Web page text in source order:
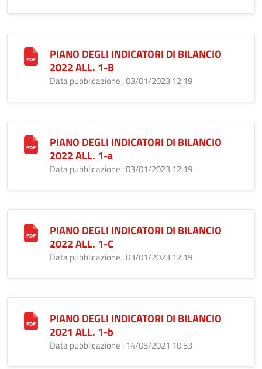
PIANO DEGLI INDICATORI DI BILANCIO
2022 ALL. 1-B
Data pubblicazione : 03/01/2023 12:19
PIANO DEGLI INDICATORI DI BILANCIO
2022 ALL. 1-a
Data pubblicazione : 03/01/2023 12:19
PIANO DEGLI INDICATORI DI BILANCIO
2022 ALL. 1-C
Data pubblicazione : 03/01/2023 12:19
PIANO DEGLI INDICATORI DI BILANCIO
2021 ALL. 1-b
Data pubblicazione : 14/05/2021 10:53